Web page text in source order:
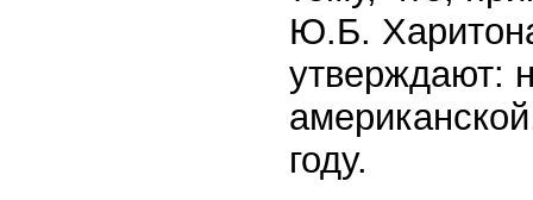
Ю.Б.
утверждают:
году.